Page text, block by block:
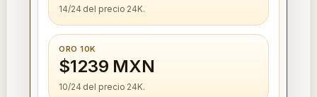
14/24 del precio 24K.
ORO 10K
$1239 MXN
10/24 del precio 24K.